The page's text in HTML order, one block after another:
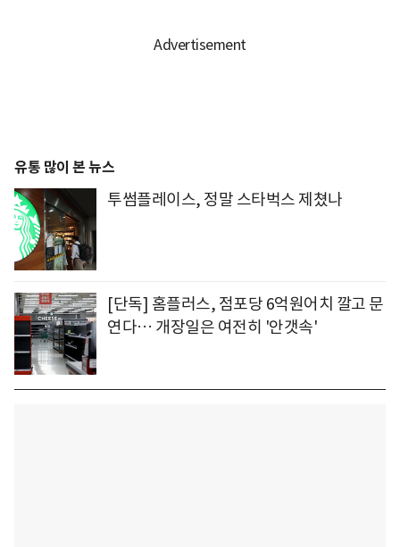
유통 많이 본 뉴스
투썸플레이스, 정말 스타벅스 제쳤나
[단독] 홈플러스, 점포당 6억원어치 깔고 문
연다… 개장일은 여전히 '안갯속'